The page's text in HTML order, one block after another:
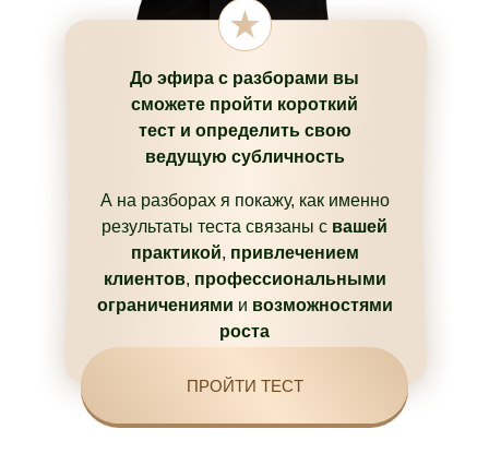
До эфира с разборами вы
сможете пройти короткий
тест и определить свою
ведущую субличность
А на разборах я покажу, как именно
результаты теста связаны с вашей
практикой, привлечением
клиентов, профессиональными
ограничениями и возможностями
роста
ПРОЙТИ ТЕСТ